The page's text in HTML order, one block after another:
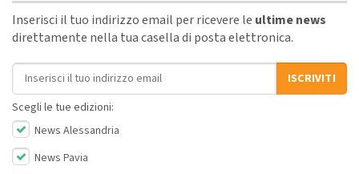
Inserisci il tuo indirizzo email per ricevere le ultime news
direttamente nella tua casella di posta elettronica.
Indirizzo email
ISCRIVITI
Scegli le tue edizioni:
News Alessandria
News Pavia